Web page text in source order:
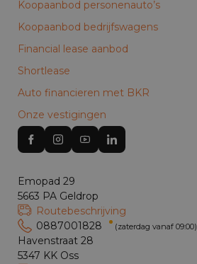
Koopaanbod personenauto’s
Koopaanbod bedrijfswagens
Financial lease aanbod
Shortlease
Auto financieren met BKR
Onze vestigingen
Emopad 29
5663 PA Geldrop
Routebeschrijving
0887001828
(zaterdag vanaf 09:00)
Havenstraat 28
5347 KK Oss